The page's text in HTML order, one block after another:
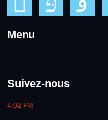
Menu
Suivez-nous
4:02 PM